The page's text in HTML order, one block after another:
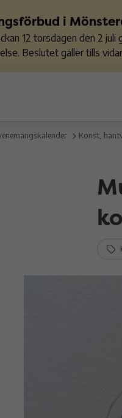
i
12 torsdagen den 2
Beslutet gäller tills
Konst,